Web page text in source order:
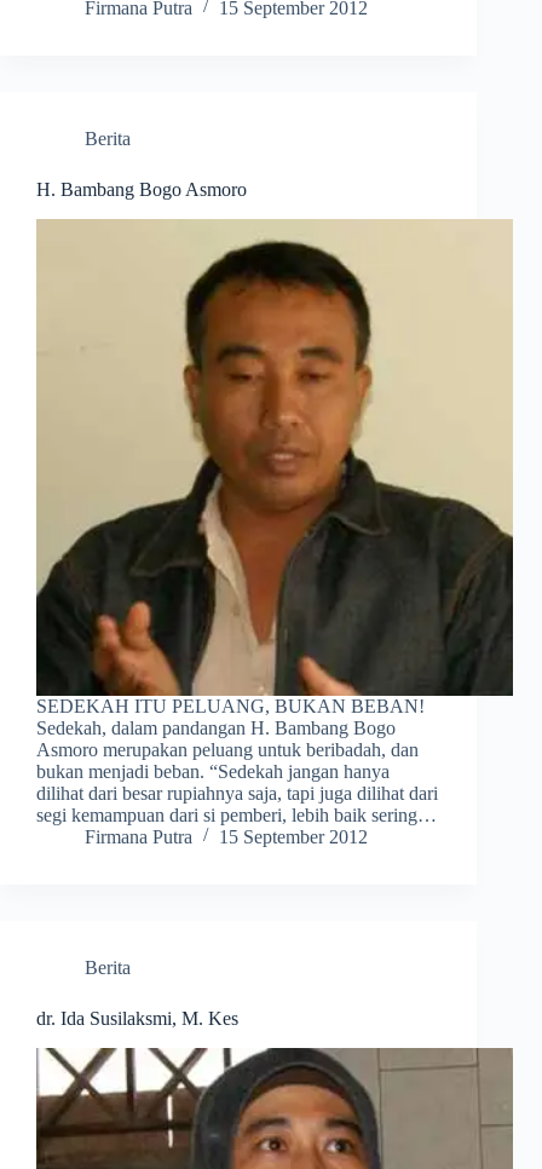
Firmana Putra 15 September 2012
Berita
H. Bambang Bogo Asmoro
SEDEKAH ITU PELUANG, BUKAN BEBAN!
Sedekah, dalam pandangan H. Bambang Bogo
Asmoro merupakan peluang untuk beribadah, dan
bukan menjadi beban. “Sedekah jangan hanya
dilihat dari besar rupiahnya saja, tapi juga dilihat dari
segi kemampuan dari si pemberi, lebih baik sering…
Firmana Putra
15 September 2012
Berita
dr. Ida Susilaksmi, M. Kes